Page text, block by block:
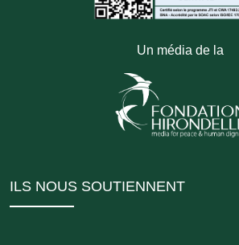
Un média de la
ILS NOUS SOUTIENNENT